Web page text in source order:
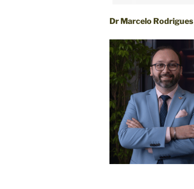
Dr Marcelo Rodrigues